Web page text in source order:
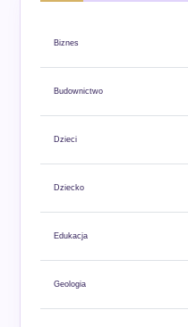
Biznes
Budownictwo
Dzieci
Dziecko
Edukacja
Geologia